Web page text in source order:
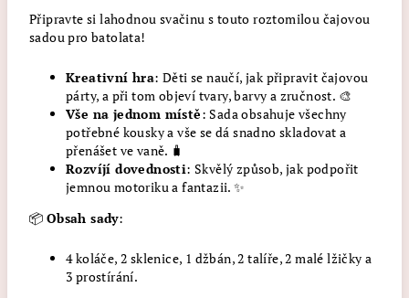
Připravte si lahodnou svačinu s touto roztomilou čajovou
sadou pro batolata!
Kreativní hra: Děti se naučí, jak připravit čajovou
párty, a při tom objeví tvary, barvy a zručnost. 🎨
Vše na jednom místě: Sada obsahuje všechny
potřebné kousky a vše se dá snadno skladovat a
přenášet ve vaně. 🧳
Rozvíjí dovednosti: Skvělý způsob, jak podpořit
jemnou motoriku a fantazii. ✨
📦 Obsah sady:
4 koláče, 2 sklenice, 1 džbán, 2 talíře, 2 malé lžičky a
3 prostírání.